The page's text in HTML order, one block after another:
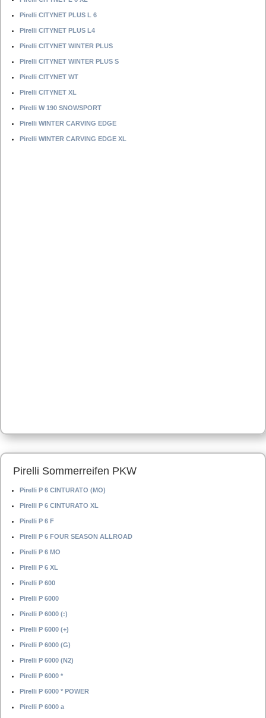
Pirelli CITYNET PLUS L 6
Pirelli CITYNET PLUS L4
Pirelli CITYNET WINTER PLUS
Pirelli CITYNET WINTER PLUS S
Pirelli CITYNET WT
Pirelli CITYNET XL
Pirelli W 190 SNOWSPORT
Pirelli WINTER CARVING EDGE
Pirelli WINTER CARVING EDGE XL
Pirelli Sommerreifen PKW
Pirelli P 6 CINTURATO (MO)
Pirelli P 6 CINTURATO XL
Pirelli P 6 F
Pirelli P 6 FOUR SEASON ALLROAD
Pirelli P 6 MO
Pirelli P 6 XL
Pirelli P 600
Pirelli P 6000
Pirelli P 6000 (:)
Pirelli P 6000 (+)
Pirelli P 6000 (G)
Pirelli P 6000 (N2)
Pirelli P 6000 *
Pirelli P 6000 * POWER
Pirelli P 6000 a